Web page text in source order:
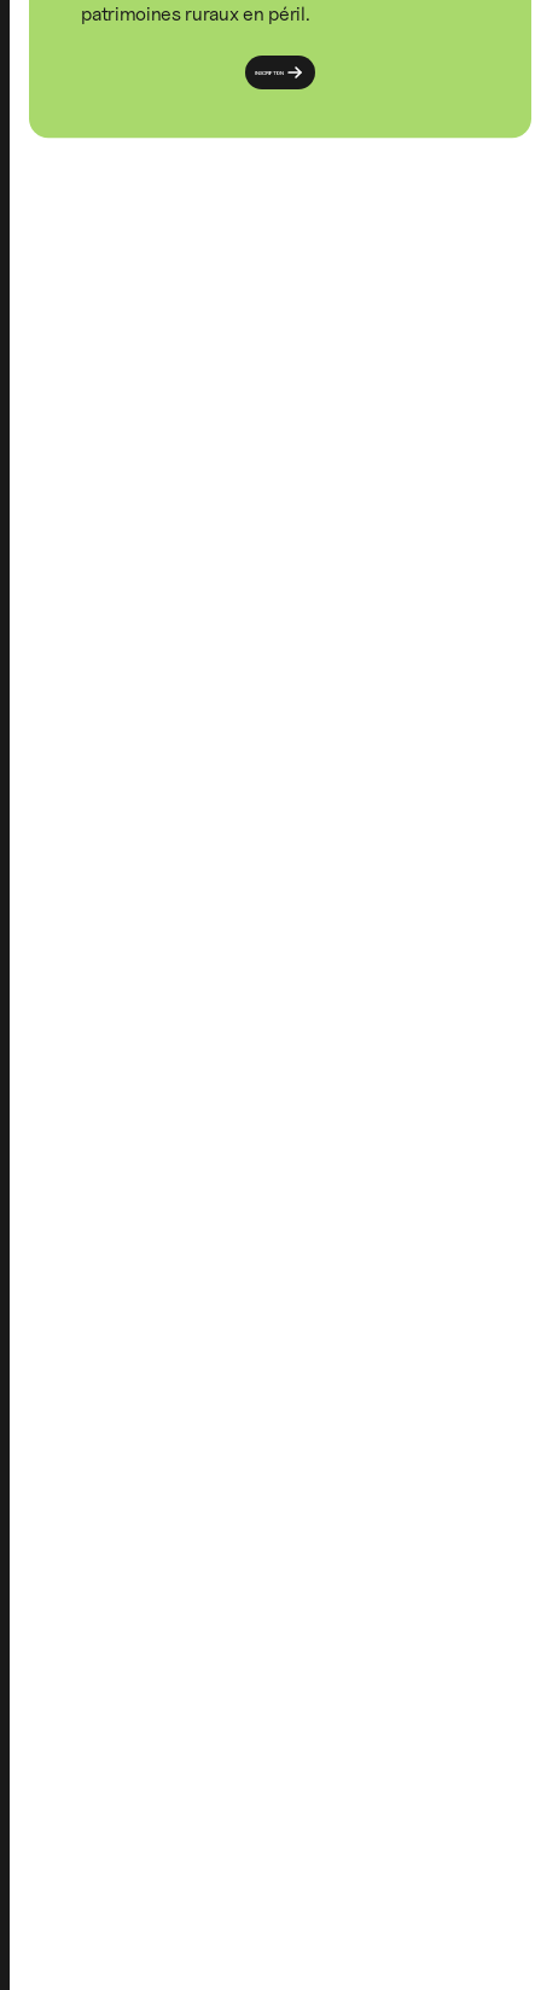
patrimoines ruraux en péril.
INSCRIPTION